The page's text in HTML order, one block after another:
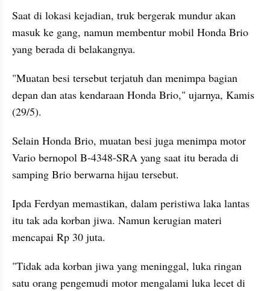
Saat di lokasi kejadian, truk bergerak mundur akan
masuk ke gang, namun membentur mobil Honda Brio
yang berada di belakangnya.
"Muatan besi tersebut terjatuh dan menimpa bagian
depan dan atas kendaraan Honda Brio," ujarnya, Kamis
(29/5).
Selain Honda Brio, muatan besi juga menimpa motor
Vario bernopol B-4348-SRA yang saat itu berada di
samping Brio berwarna hijau tersebut.
Ipda Ferdyan memastikan, dalam peristiwa laka lantas
itu tak ada korban jiwa. Namun kerugian materi
mencapai Rp 30 juta.
"Tidak ada korban jiwa yang meninggal, luka ringan
satu orang pengemudi motor mengalami luka lecet di